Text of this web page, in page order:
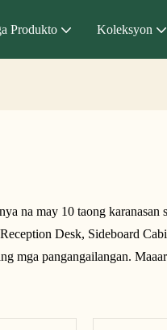
Produkto Koleksyon
na may 10 taong
Desk, Sideboard
mga pangangailangan.